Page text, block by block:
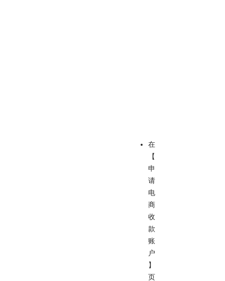
在
【
申
请
电
商
收
款
账
户
】
页